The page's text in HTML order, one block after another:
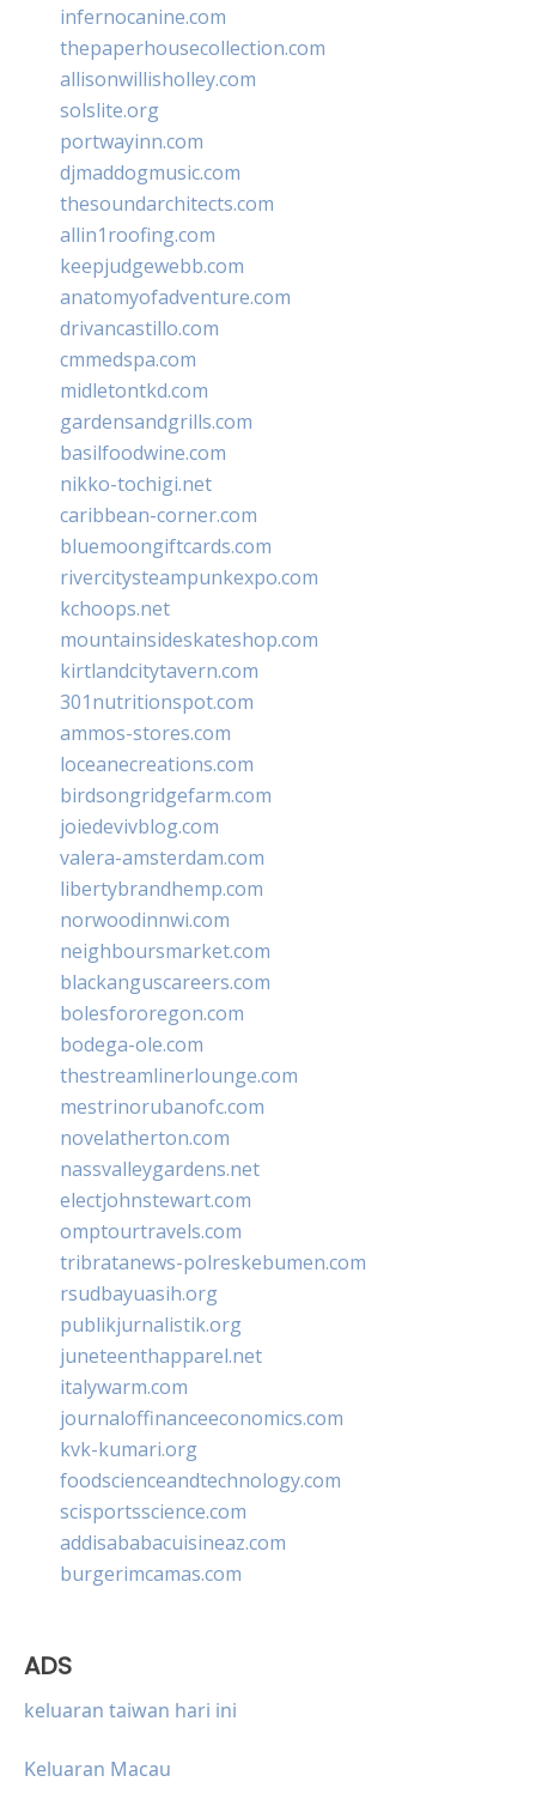
infernocanine.com
thepaperhousecollection.com
allisonwillisholley.com
solslite.org
portwayinn.com
djmaddogmusic.com
thesoundarchitects.com
allin1roofing.com
keepjudgewebb.com
anatomyofadventure.com
drivancastillo.com
cmmedspa.com
midletontkd.com
gardensandgrills.com
basilfoodwine.com
nikko-tochigi.net
caribbean-corner.com
bluemoongiftcards.com
rivercitysteampunkexpo.com
kchoops.net
mountainsideskateshop.com
kirtlandcitytavern.com
301nutritionspot.com
ammos-stores.com
loceanecreations.com
birdsongridgefarm.com
joiedevivblog.com
valera-amsterdam.com
libertybrandhemp.com
norwoodinnwi.com
neighboursmarket.com
blackanguscareers.com
bolesfororegon.com
bodega-ole.com
thestreamlinerlounge.com
mestrinorubanofc.com
novelatherton.com
nassvalleygardens.net
electjohnstewart.com
omptourtravels.com
tribratanews-polreskebumen.com
rsudbayuasih.org
publikjurnalistik.org
juneteenthapparel.net
italywarm.com
journaloffinanceeconomics.com
kvk-kumari.org
foodscienceandtechnology.com
scisportsscience.com
addisababacuisineaz.com
burgerimcamas.com
ADS
keluaran taiwan hari ini
Keluaran Macau